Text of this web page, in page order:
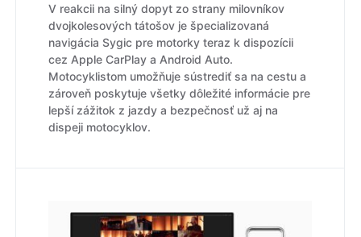
V reakcii na silný dopyt zo strany milovníkov
dvojkolesových tátošov je špecializovaná
navigácia Sygic pre motorky teraz k dispozícii
cez Apple CarPlay a Android Auto.
Motocyklistom umožňuje sústrediť sa na cestu a
zároveň poskytuje všetky dôležité informácie pre
lepší zážitok z jazdy a bezpečnosť už aj na
dispeji motocyklov.